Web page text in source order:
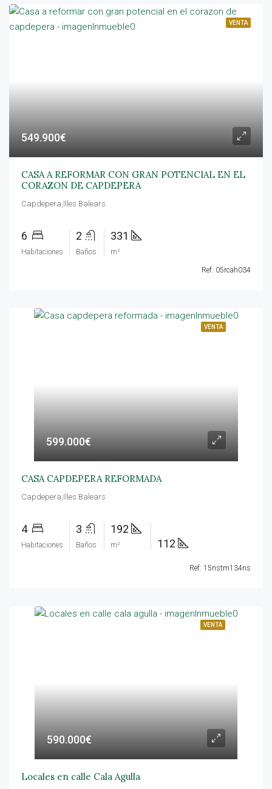
VENTA
549.900€
CASA A REFORMAR CON GRAN POTENCIAL EN EL
CORAZON DE CAPDEPERA
Capdepera,Illes Balears
6
Habitaciones
2
Baños
331
m²
Ref: 05rcah034
VENTA
599.000€
CASA CAPDEPERA REFORMADA
Capdepera,Illes Balears
4
Habitaciones
3
Baños
192
m² 112
Ref: 15nstm134ns
VENTA
590.000€
Locales en calle Cala Agulla